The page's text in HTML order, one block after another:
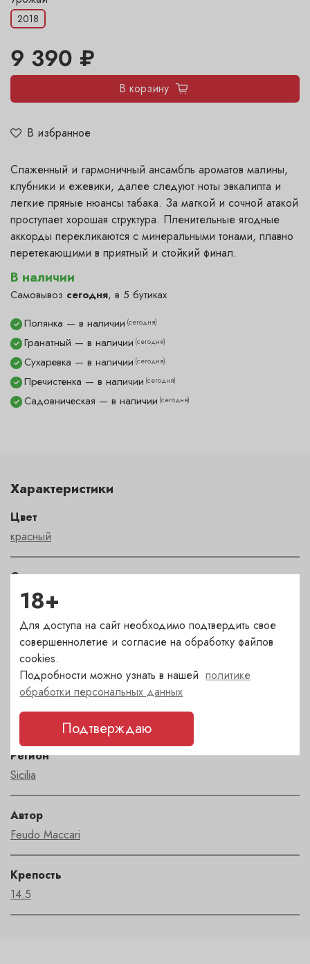
В избранное
2018
9 390 ₽
В корзину
В наличии
Самовывоз сегодня, в 5 бутиках
✓ Гранатный — в наличии (сегодня)
✓ Полянка — в наличии (сегодня)
✓ Пречистенка — в наличии (сегодня)
✓ Садовническая — в наличии (сегодня)
✓ Сухаревка — в наличии (сегодня)
Cлаженный и гармоничный ансамбль ароматов малины,
клубники и ежевики, далее следуют ноты эвкалипта и
легкие пряные нюансы табака. За магкой и сочной атакой
проступает хорошая структура. Пленительные ягодные
аккорды перекликаются с минеральными тонами, плавно
перетекающими в приятный и стойкий финал.
Характеристики
Цвет
красный
Сахар
сухое
Страна
Италия
Сорт
Каберне совиньон,Сира
Регион
Sicilia
Автор
Feudo Maccari
Крепость
14.5
18+
Для доступа на сайт необходимо подтвердить свое
совершеннолетие и согласие на обработку файлов
cookies.
Подробности можно узнать в нашейполитике
обработки персональных данных
Подтверждаю